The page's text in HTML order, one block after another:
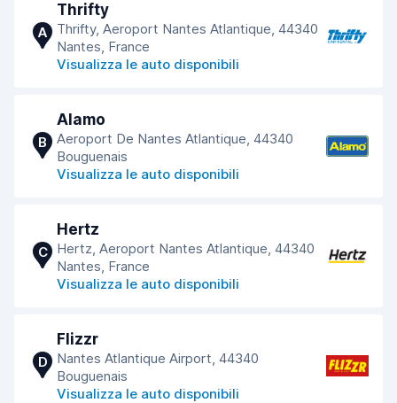
A
Thrifty
Thrifty, Aeroport Nantes Atlantique, 44340
Nantes, France
Visualizza le auto disponibili
B
Alamo
Aeroport De Nantes Atlantique, 44340
Bouguenais
Visualizza le auto disponibili
C
Hertz
Hertz, Aeroport Nantes Atlantique, 44340
Nantes, France
Visualizza le auto disponibili
D
Flizzr
Nantes Atlantique Airport, 44340
Bouguenais
Visualizza le auto disponibili